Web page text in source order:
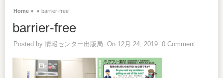
Home » » barrier-free
barrier-free
Posted by 情報センター出版局 On 12月 24, 2019 0 Comment